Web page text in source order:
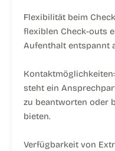
Flexibilität beim
flexiblen Check-outs
Aufenthalt entspannt
steht ein
zu beantworten oder
bieten.
Verfügbarkeit von